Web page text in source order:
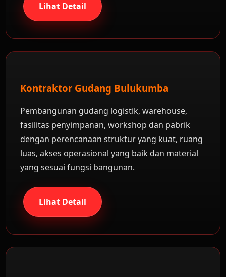
Lihat Detail
Kontraktor Gudang Bulukumba
Pembangunan gudang logistik, warehouse,
fasilitas penyimpanan, workshop dan pabrik
dengan perencanaan struktur yang kuat, ruang
luas, akses operasional yang baik dan material
yang sesuai fungsi bangunan.
Lihat Detail